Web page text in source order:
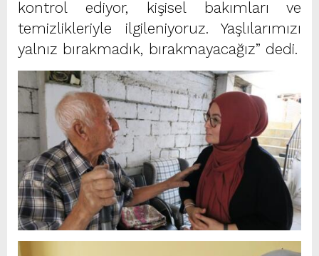
kontrol ediyor, kişisel bakımları ve
temizlikleriyle ilgileniyoruz. Yaşlılarımızı
yalnız bırakmadık, bırakmayacağız” dedi.